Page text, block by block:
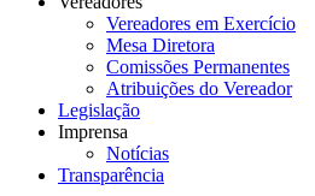
Vereadores em Exercício
Mesa Diretora
Comissões Permanentes
Atribuições do Vereador
Legislação
Imprensa
Notícias
Transparência